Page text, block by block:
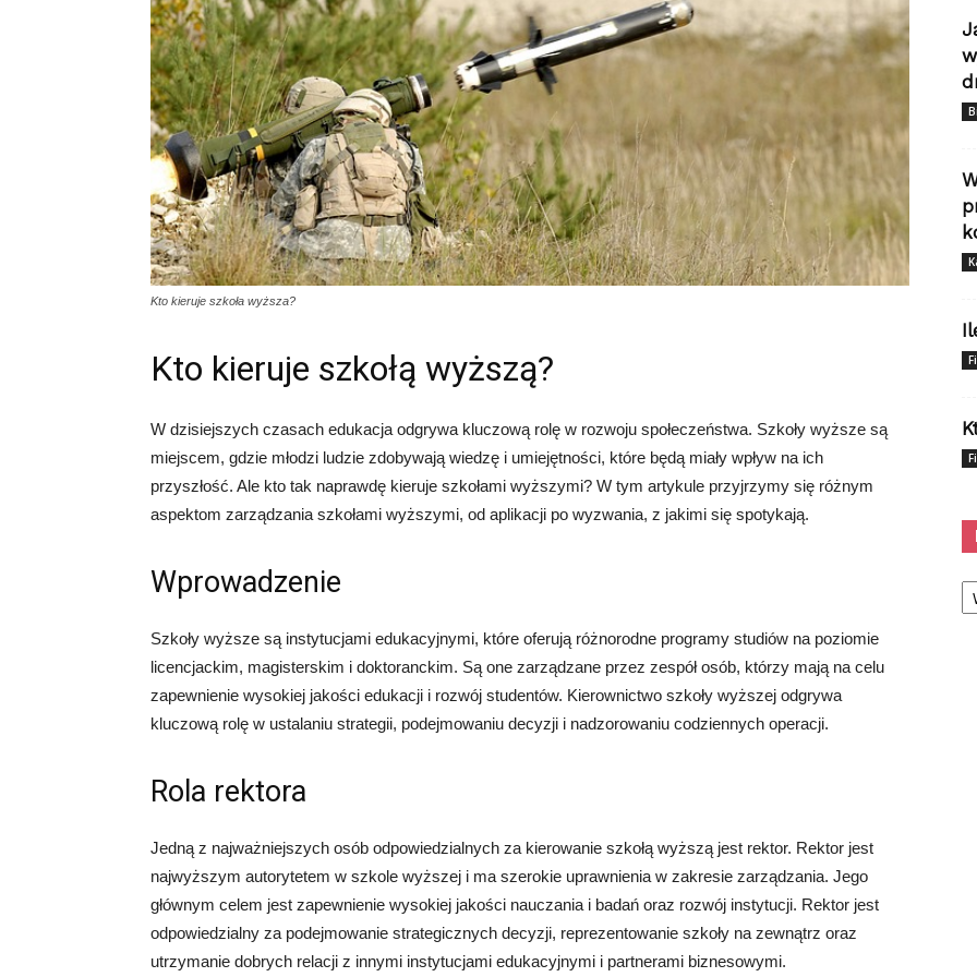
Kto kieruje szkoła wyższa?
Kto kieruje szkołą wyższą?
W dzisiejszych czasach edukacja odgrywa kluczową rolę w rozwoju społeczeństwa. Szkoły wyższe są
miejscem, gdzie młodzi ludzie zdobywają wiedzę i umiejętności, które będą miały wpływ na ich
przyszłość. Ale kto tak naprawdę kieruje szkołami wyższymi? W tym artykule przyjrzymy się różnym
aspektom zarządzania szkołami wyższymi, od aplikacji po wyzwania, z jakimi się spotykają.
Wprowadzenie
Szkoły wyższe są instytucjami edukacyjnymi, które oferują różnorodne programy studiów na poziomie
licencjackim, magisterskim i doktoranckim. Są one zarządzane przez zespół osób, którzy mają na celu
zapewnienie wysokiej jakości edukacji i rozwój studentów. Kierownictwo szkoły wyższej odgrywa
kluczową rolę w ustalaniu strategii, podejmowaniu decyzji i nadzorowaniu codziennych operacji.
Rola rektora
Jedną z najważniejszych osób odpowiedzialnych za kierowanie szkołą wyższą jest rektor. Rektor jest
najwyższym autorytetem w szkole wyższej i ma szerokie uprawnienia w zakresie zarządzania. Jego
głównym celem jest zapewnienie wysokiej jakości nauczania i badań oraz rozwój instytucji. Rektor jest
odpowiedzialny za podejmowanie strategicznych decyzji, reprezentowanie szkoły na zewnątrz oraz
utrzymanie dobrych relacji z innymi instytucjami edukacyjnymi i partnerami biznesowymi.